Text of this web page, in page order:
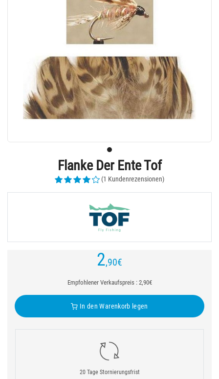
Flanke Der Ente Tof
(1 Kundenrezensionen)
2,90€
Empfohlener Verkaufspreis : 2,90€
In den Warenkorb legen
20 Tage Stornierungsfrist